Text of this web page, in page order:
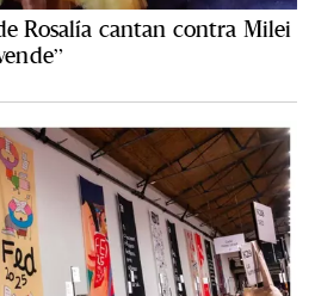
Rosalía cantan contra Milei